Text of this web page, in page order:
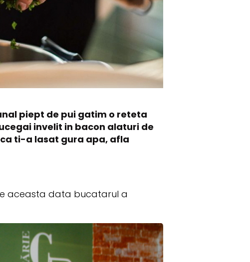
piept de pui gatim o reteta
invelit in bacon alaturi de
ti-a lasat gura apa, afla
aceasta data bucatarul a